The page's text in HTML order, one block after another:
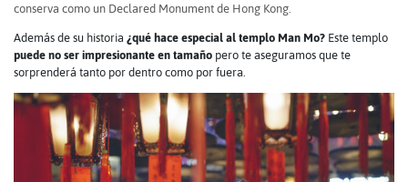
conserva como un Declared Monument de Hong Kong.
Además de su historia ¿qué hace especial al templo Man Mo? Este templo
puede no ser impresionante en tamaño pero te aseguramos que te
sorprenderá tanto por dentro como por fuera.